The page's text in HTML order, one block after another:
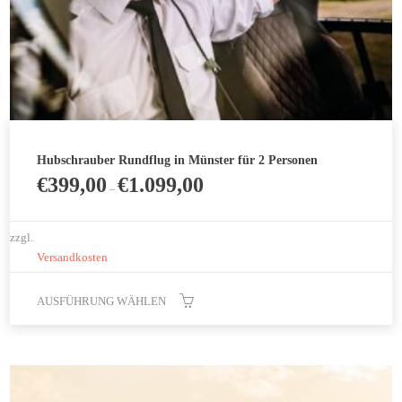
Hubschrauber Rundflug in Münster für 2 Personen
€399,00 –€1.099,00
zzgl.
Versandkosten
AUSFÜHRUNG WÄHLEN